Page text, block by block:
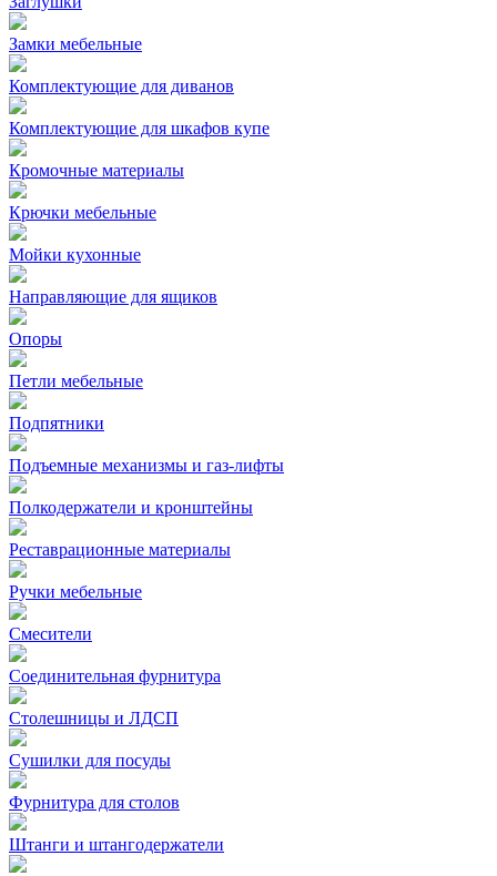
Замки мебельные
Комплектующие для диванов
Комплектующие для шкафов купе
Кромочные материалы
Крючки мебельные
Мойки кухонные
Направляющие для ящиков
Опоры
Петли мебельные
Подпятники
Подъемные механизмы и газ-лифты
Полкодержатели и кронштейны
Реставрационные материалы
Ручки мебельные
Смесители
Соединительная фурнитура
Столешницы и ЛДСП
Сушилки для посуды
Фурнитура для столов
Штанги и штангодержатели